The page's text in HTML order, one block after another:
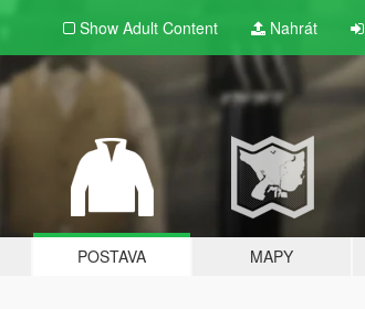
Show Adult Content Nahrát
POSTAVA MAPY